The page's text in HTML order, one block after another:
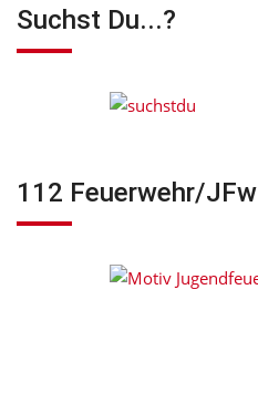
Suchst Du...?
112 Feuerwehr/JFw